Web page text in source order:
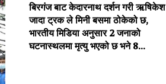
बिरगंज बाट केदारनाथ दर्शन गरी ऋषिकेश
जादा ट्रक ले मिनी बसमा ठोकेको छ,
भारतीय मिडिया अनुसार 2 जनाको
घटनास्थलमा मृत्यु भएको छ भने 8...